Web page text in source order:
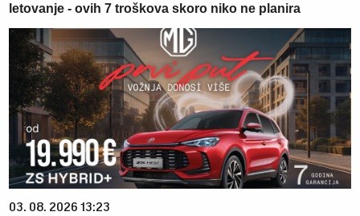
letovanje - ovih 7 troškova skoro niko ne planira
03. 08. 2026 13:23